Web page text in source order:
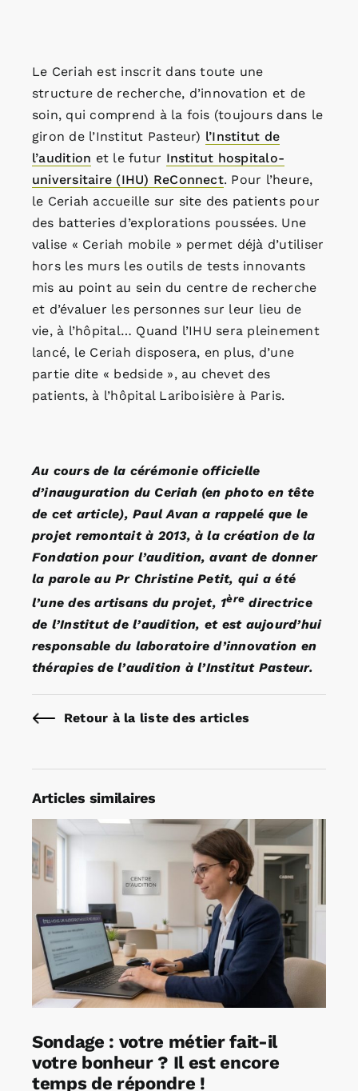
Le Ceriah est inscrit dans toute une
structure de recherche, d’innovation et de
soin, qui comprend à la fois (toujours dans le
giron de l’Institut Pasteur) l’Institut de
l’audition et le futur Institut hospitalo-
universitaire (IHU) ReConnect. Pour l’heure,
le Ceriah accueille sur site des patients pour
des batteries d’explorations poussées. Une
valise « Ceriah mobile » permet déjà d’utiliser
hors les murs les outils de tests innovants
mis au point au sein du centre de recherche
et d’évaluer les personnes sur leur lieu de
vie, à l’hôpital… Quand l’IHU sera pleinement
lancé, le Ceriah disposera, en plus, d’une
partie dite « bedside », au chevet des
patients, à l’hôpital Lariboisière à Paris.
Au cours de la cérémonie officielle
d’inauguration du Ceriah (en photo en tête
de cet article), Paul Avan a rappelé que le
projet remontait à 2013, à la création de la
Fondation pour l’audition, avant de donner
la parole au Pr Christine Petit, qui a été
l’une des artisans du projet, 1ère directrice
de l’Institut de l’audition, et est aujourd’hui
responsable du laboratoire d’innovation en
thérapies de l’audition à l’Institut Pasteur.
Retour à la liste des articles
Articles similaires
Sondage : votre métier fait-il
votre bonheur ? Il est encore
temps de répondre !